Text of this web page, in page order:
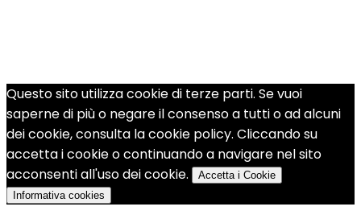
Questo sito utilizza cookie di terze parti. Se vuoi
saperne di più o negare il consenso a tutti o ad alcuni
dei cookie, consulta la cookie policy. Cliccando su
accetta i cookie o continuando a navigare nel sito
acconsenti all'uso dei cookie.
Accetta i Cookie
Informativa cookies